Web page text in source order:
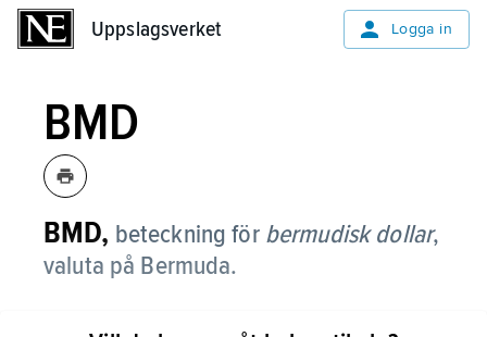
Uppslagsverket Logga in
BMD
BMD, beteckning för bermudisk dollar,
valuta på Bermuda.